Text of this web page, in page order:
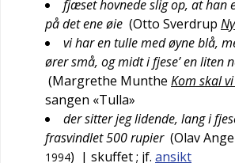
fjæset hovnede slig op, at han
på det ene øie (Otto Sverdrup
vi har en tulle med øyne blå,
ører små, og midt i fjese’ en liten
(Margrethe Munthe Kom skal
sangen «Tulla»
der sitter jeg lidende, lang i
frasvindlet 500 rupier (Olav
1994) | skuffet; jf. ansikt